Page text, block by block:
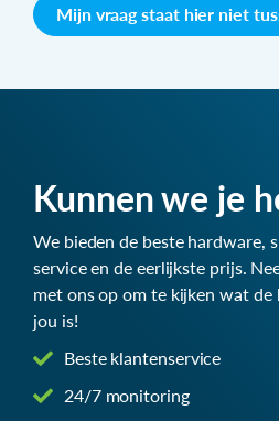
Mijn vraag staat hier niet
Kunnen we je
We bieden de beste hardware,
service en de eerlijkste prijs.
met ons op om te kijken wat de
jou is!
Beste klantenservice
24/7 monitoring